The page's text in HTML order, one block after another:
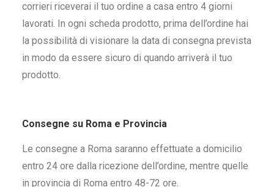
corrieri riceverai il tuo ordine a casa entro 4 giorni
lavorati. In ogni scheda prodotto, prima dell’ordine hai
la possibilità di visionare la data di consegna prevista
in modo da essere sicuro di quando arriverà il tuo
prodotto.
Consegne su Roma e Provincia
Le consegne a Roma saranno effettuate a domicilio
entro 24 ore dalla ricezione dell’ordine, mentre quelle
in provincia di Roma entro 48-72 ore.